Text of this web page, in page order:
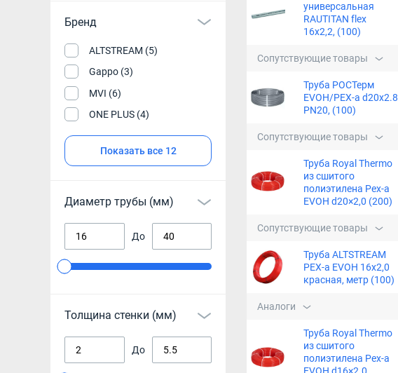
Бренд
ALTSTREAM (5)
Gappo (3)
MVI (6)
ONE PLUS (4)
Показать все 12
Диаметр трубы (мм)
До
Толщина стенки (мм)
До
универсальная
RAUTITAN flex
16x2,2, (100)
Сопутствующие товары
Труба РОСТерм
EVOH/PEX-a d20х2.8
PN20, (100)
Сопутствующие товары
Труба Royal Thermo
из сшитого
полиэтилена Pex-a
EVOH d20×2,0 (200)
Сопутствующие товары
Труба ALTSTREAM
PEX-а EVOH 16х2,0
красная, метр (100)
Аналоги
Труба Royal Thermo
из сшитого
полиэтилена Pex-a